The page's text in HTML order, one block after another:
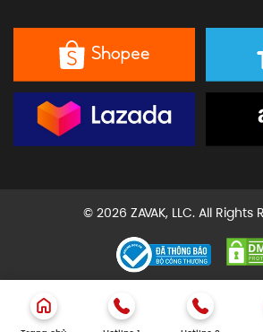
© 2026 ZAVAK, LLC. All Rights